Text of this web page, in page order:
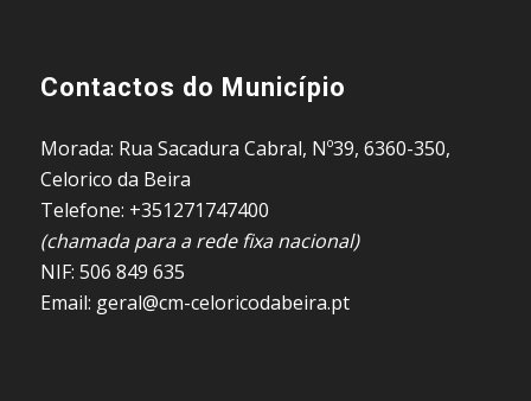
Contactos do Município
Morada: Rua Sacadura Cabral, Nº39, 6360-350,
Celorico da Beira
Telefone: +351271747400
(chamada para a rede fixa nacional)
NIF: 506 849 635
Email: geral@cm-celoricodabeira.pt